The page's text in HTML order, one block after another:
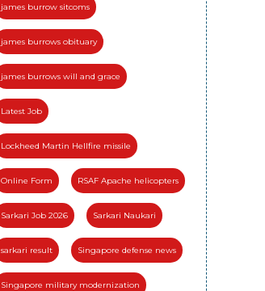
james burrow sitcoms
james burrows obituary
james burrows will and grace
Latest Job
Lockheed Martin Hellfire missile
Online Form RSAF Apache helicopters
Sarkari Job 2026 Sarkari Naukari
sarkari result Singapore defense news
Singapore military modernization